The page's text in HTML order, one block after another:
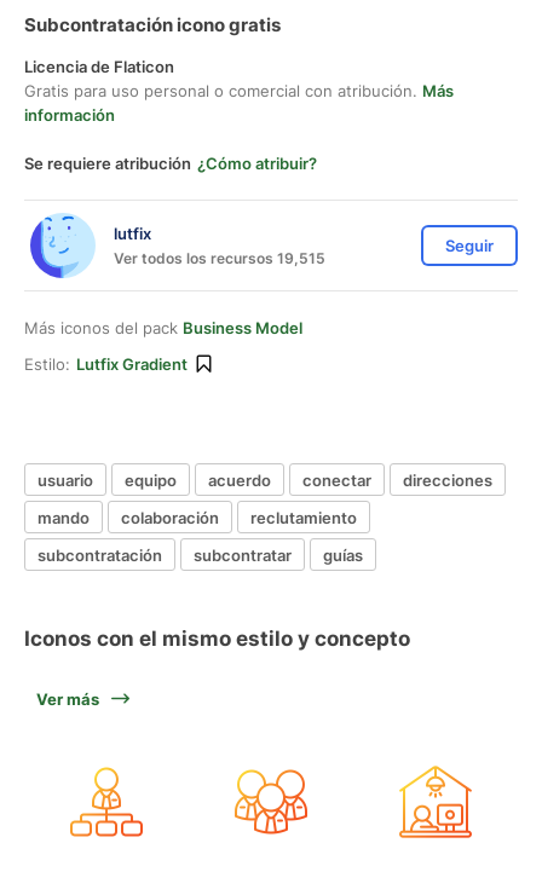
Subcontratación icono gratis
Licencia de Flaticon
Gratis para uso personal o comercial con atribución. Más
información
Se requiere atribución ¿Cómo atribuir?
lutfix
Ver todos los recursos 19,515
Seguir
Más iconos del pack Business Model
Estilo: Lutfix Gradient
usuario equipo acuerdo conectar
direcciones
mando
colaboración
reclutamiento
subcontratación
subcontratar guías
Iconos con el mismo estilo y concepto
Ver más